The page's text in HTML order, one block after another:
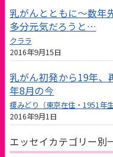
乳がんとともに〜数年
多分元気だろうと…
クララ
2016年9月15日
乳がん初発から19年、
年8月の今
榎みどり（東京在住・1951年生
2016年9月1日
エッセイカテゴリー別